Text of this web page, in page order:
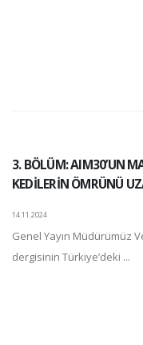
3. BÖLÜM: AIM30’UN
KEDİLERİN ÖMRÜNÜ
14.11.2024
Genel Yayın Müdürümüz
dergisinin Türkiye’deki ...